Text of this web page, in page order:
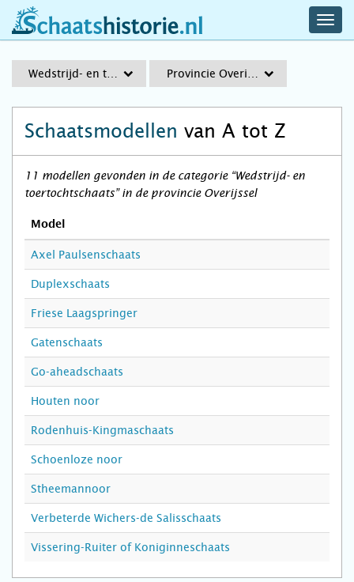
schaatshistorie.nl
Wedstrijd- en toertochtschaatsProvincie Overijssel
Schaatsmodellen van A tot Z
11 modellen gevonden in de categorie “Wedstrijd- en
toertochtschaats” in de provincie Overijssel
Model
Axel Paulsenschaats
Duplexschaats
Friese Laagspringer
Gatenschaats
Go-aheadschaats
Houten noor
Rodenhuis-Kingmaschaats
Schoenloze noor
Stheemannoor
Verbeterde Wichers-de Salisschaats
Vissering-Ruiter of Koniginneschaats